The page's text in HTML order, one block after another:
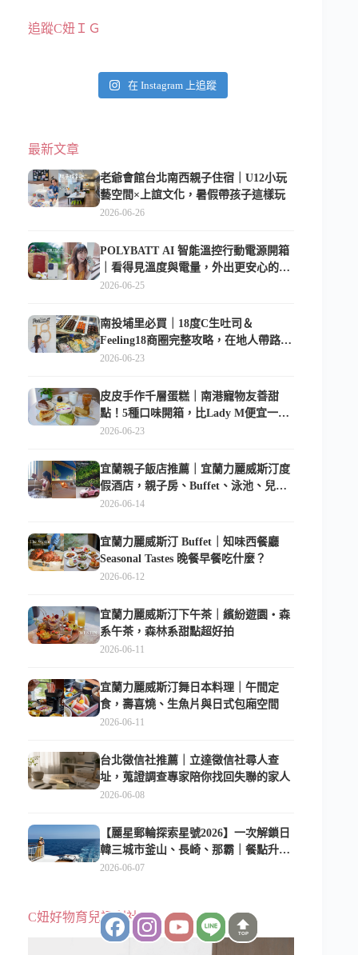
追蹤C妞ＩＧ
在 Instagram 上追蹤
最新文章
老爺會館台北南西親子住宿｜U12小玩
藝空間×上誼文化，暑假帶孩子這樣玩
2026-06-26
POLYBATT AI 智能溫控行動電源開箱
｜看得見溫度與電量，外出更安心的
10000mAh 行動電源
2026-06-25
南投埔里必買｜18度C生吐司＆
Feeling18商圈完整攻略，在地人帶路這
樣逛
2026-06-23
皮皮手作千層蛋糕｜南港寵物友善甜
點！5種口味開箱，比Lady M便宜一半
的台北隱藏版
2026-06-23
宜蘭親子飯店推薦｜宜蘭力麗威斯汀度
假酒店，親子房、Buffet、泳池、兒童
俱樂部超適合放電
2026-06-14
宜蘭力麗威斯汀 Buffet｜知味西餐廳
Seasonal Tastes 晚餐早餐吃什麼？
2026-06-12
宜蘭力麗威斯汀下午茶｜繽紛遊園・森
系午茶，森林系甜點超好拍
2026-06-11
宜蘭力麗威斯汀舞日本料理｜午間定
食，壽喜燒、生魚片與日式包廂空間
2026-06-11
台北徵信社推薦｜立達徵信社尋人查
址，蒐證調查專家陪你找回失聯的家人
2026-06-08
【麗星郵輪探索星號2026】一次解鎖日
韓三城市釜山、長崎、那霸｜餐點升
級、表演更新、船上慶生超難忘
2026-06-07
C妞好物育兒福利社
TOP